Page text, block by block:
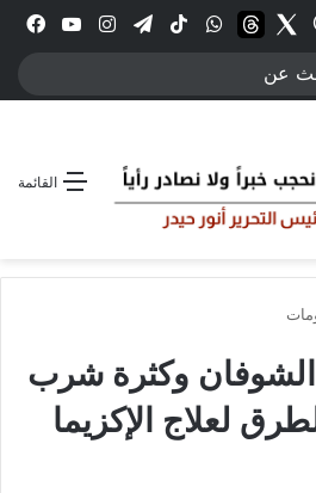
انستقرامتيلقرام‫TikTokواتسابthreadsTwitter
الوضع المظلم
القائمة
الشوفان وكثرة شرب
لعلاج الإكزيما